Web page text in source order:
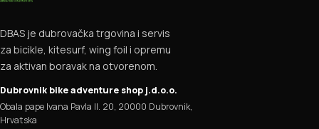
DBAS je dubrovačka trgovina i servis
za bicikle, kitesurf, wing foil i opremu
za aktivan boravak na otvorenom.
Dubrovnik bike adventure shop j.d.o.o.
Obala pape Ivana Pavla II. 20, 20000 Dubrovnik,
Hrvatska